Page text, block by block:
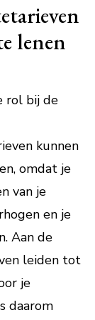
lenen
rol bij de
kunnen
omdat je
van je
en je
Aan de
leiden tot
je
daarom